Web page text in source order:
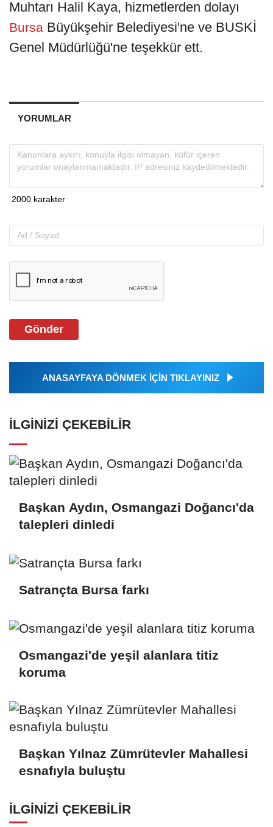
Muhtarı Halil Kaya, hizmetlerden dolayı
Bursa Büyükşehir Belediyesi'ne ve BUSKİ
Genel Müdürlüğü'ne teşekkür ett.
YORUMLAR
Gönder
ANASAYFAYA DÖNMEK İÇİN TIKLAYINIZ
İLGINIZI ÇEKEBILIR
Başkan Aydın, Osmangazi Doğancı'da
talepleri dinledi
Satrançta Bursa farkı
Osmangazi'de yeşil alanlara titiz
koruma
Başkan Yılnaz Zümrütevler Mahallesi
esnafıyla buluştu
İLGINIZI ÇEKEBILIR